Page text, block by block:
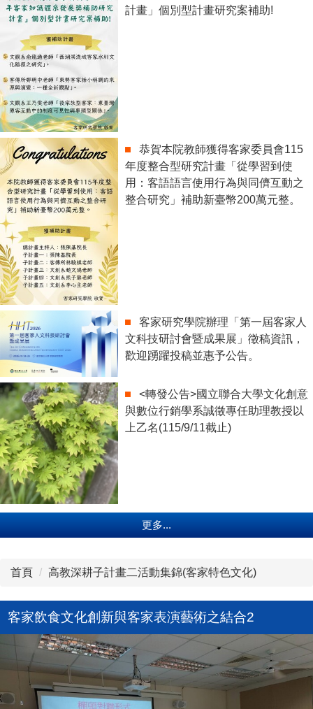
計畫」個別型計畫研究案補助!
恭賀本院教師獲得客家委員會115
年度整合型研究計畫「從學習到使
用：客語語言使用行為與同儕互動之
整合研究」補助新臺幣200萬元整。
客家研究學院辦理「第一屆客家人
文科技研討會暨成果展」徵稿資訊，
歡迎踴躍投稿並惠予公告。
<轉發公告>國立聯合大學文化創意
與數位行銷學系誠徵專任助理教授以
上乙名(115/9/11截止)
更多...
首頁 高教深耕子計畫二活動集錦(客家特色文化)
客家飲食文化創新與客家表演藝術之結合2